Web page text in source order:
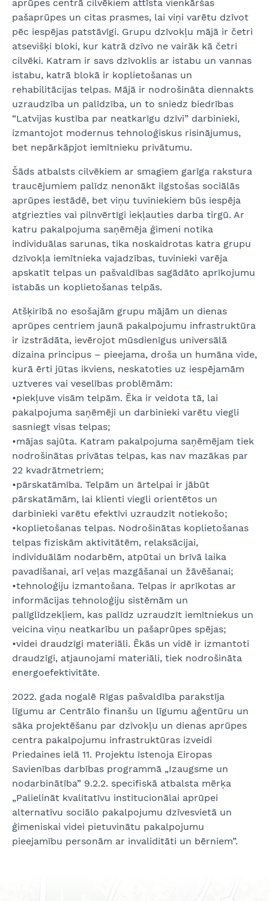
aprūpes centrā cilvēkiem attīsta vienkāršas
pašaprūpes un citas prasmes, lai viņi varētu dzīvot
pēc iespējas patstāvīgi. Grupu dzīvokļu mājā ir četri
atsevišķi bloki, kur katrā dzīvo ne vairāk kā četri
cilvēki. Katram ir savs dzīvoklis ar istabu un vannas
istabu, katrā blokā ir koplietošanas un
rehabilitācijas telpas. Mājā ir nodrošināta diennakts
uzraudzība un palīdzība, un to sniedz biedrības
“Latvijas kustība par neatkarīgu dzīvi” darbinieki,
izmantojot modernus tehnoloģiskus risinājumus,
bet nepārkāpjot iemītnieku privātumu.
Šāds atbalsts cilvēkiem ar smagiem garīga rakstura
traucējumiem palīdz nenonākt ilgstošas sociālās
aprūpes iestādē, bet viņu tuviniekiem būs iespēja
atgriezties vai pilnvērtīgi iekļauties darba tirgū. Ar
katru pakalpojuma saņēmēja ģimeni notika
individuālas sarunas, tika noskaidrotas katra grupu
dzīvokļa iemītnieka vajadzības, tuvinieki varēja
apskatīt telpas un pašvaldības sagādāto aprīkojumu
istabās un koplietošanas telpās.
Atšķirībā no esošajām grupu mājām un dienas
aprūpes centriem jaunā pakalpojumu infrastruktūra
ir izstrādāta, ievērojot mūsdienīgus universālā
dizaina principus – pieejama, droša un humāna vide,
kurā ērti jūtas ikviens, neskatoties uz iespējamām
uztveres vai veselības problēmām:
•piekļuve visām telpām. Ēka ir veidota tā, lai
pakalpojuma saņēmēji un darbinieki varētu viegli
sasniegt visas telpas;
•mājas sajūta. Katram pakalpojuma saņēmējam tiek
nodrošinātas privātas telpas, kas nav mazākas par
22 kvadrātmetriem;
•pārskatāmība. Telpām un ārtelpai ir jābūt
pārskatāmām, lai klienti viegli orientētos un
darbinieki varētu efektīvi uzraudzīt notiekošo;
•koplietošanas telpas. Nodrošinātas koplietošanas
telpas fiziskām aktivitātēm, relaksācijai,
individuālām nodarbēm, atpūtai un brīvā laika
pavadīšanai, arī veļas mazgāšanai un žāvēšanai;
•tehnoloģiju izmantošana. Telpas ir aprīkotas ar
informācijas tehnoloģiju sistēmām un
palīglīdzekļiem, kas palīdz uzraudzīt iemītniekus un
veicina viņu neatkarību un pašaprūpes spējas;
•videi draudzīgi materiāli. Ēkās un vidē ir izmantoti
draudzīgi, atjaunojami materiāli, tiek nodrošināta
energoefektivitāte.
2022. gada nogalē Rīgas pašvaldība parakstīja
līgumu ar Centrālo finanšu un līgumu aģentūru un
sāka projektēšanu par dzīvokļu un dienas aprūpes
centra pakalpojumu infrastruktūras izveidi
Priedaines ielā 11. Projektu īstenoja Eiropas
Savienības darbības programmā „Izaugsme un
nodarbinātība” 9.2.2. specifiskā atbalsta mērķa
„Palielināt kvalitatīvu institucionālai aprūpei
alternatīvu sociālo pakalpojumu dzīvesvietā un
ģimeniskai videi pietuvinātu pakalpojumu
pieejamību personām ar invaliditāti un bērniem”.